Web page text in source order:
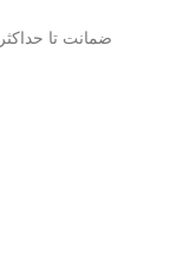
ضمانت تا حداکثر ۱ روز